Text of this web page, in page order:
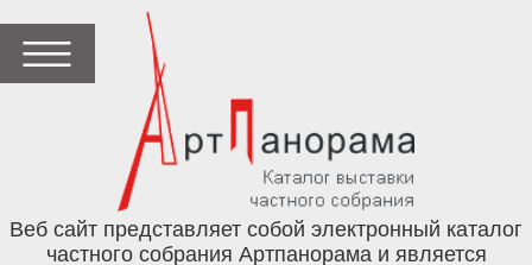
Веб сайт представляет собой электронный каталог
частного собрания Артпанорама и является